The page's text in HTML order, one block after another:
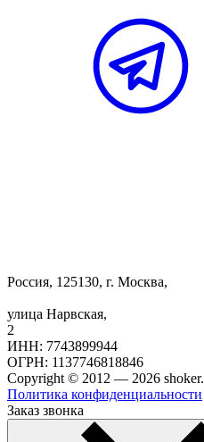
Россия, 125130, г. Москва,
улица Нарвская,
2
ИНН: 7743899944
ОГРН: 1137746818846
Copyright © 2012 — 2026
Политика конфиденциальности
Заказ звонка